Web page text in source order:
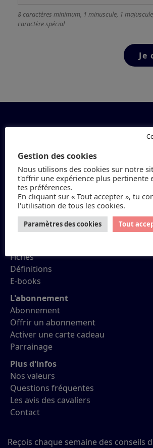
8 caractères minimum, 1 minuscule, 1 majuscule
caractère spécial
Petit Galop
Réviser ses Galops
Quiz
Fiches
Définitions
E-books
L'abonnement
Abonnement
Offrir un abonnement
Activer une carte cadeau
Parrainage
Plus d'infos
Nos valeurs
Questions fréquentes
Les avis des cavaliers
Contact
Reçois chaque semaine des conseils
Gestion des cookies
Nous utilisons des cookies sur notre
t'offrir une expérience plus pertinente
tes préférences.
En cliquant sur « Tout accepter », tu
l'utilisation de tous les cookies.
Paramètres des cookies Tout